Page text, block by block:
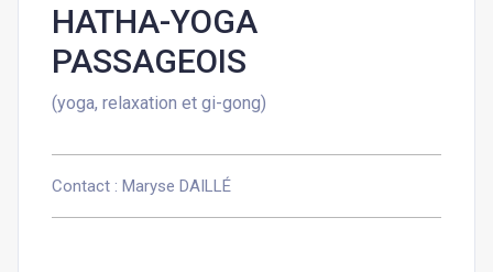
HATHA-YOGA
PASSAGEOIS
(yoga, relaxation et gi-gong)
Contact : Maryse DAILLÉ